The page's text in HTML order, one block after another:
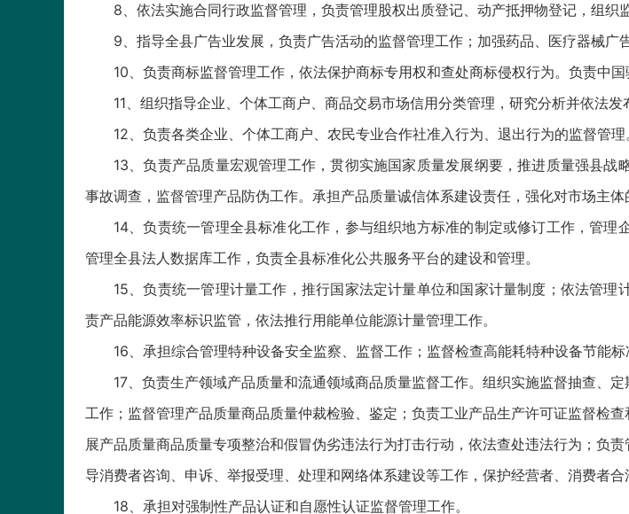
8、依法实施合同行政监督管理，负责管理股权出质登记、动产抵押物登记，组织
9、指导全县广告业发展，负责广告活动的监督管理工作；加强药品、医疗器械广
10、负责商标监督管理工作，依法保护商标专用权和查处商标侵权行为。负责中
11、组织指导企业、个体工商户、商品交易市场信用分类管理，研究分析并依法
12、负责各类企业、个体工商户、农民专业合作社准入行为、退出行为的监督管理
13、负责产品质量宏观管理工作，贯彻实施国家质量发展纲要，推进质量强县
事故调查，监督管理产品防伪工作。承担产品质量诚信体系建设责任，强化对市场主体
14、负责统一管理全县标准化工作，参与组织地方标准的制定或修订工作，管
管理全县法人数据库工作，负责全县标准化公共服务平台的建设和管理。
15、负责统一管理计量工作，推行国家法定计量单位和国家计量制度；依法管
责产品能源效率标识监管，依法推行用能单位能源计量管理工作。
16、承担综合管理特种设备安全监察、监督工作；监督检查高能耗特种设备节能
17、负责生产领域产品质量和流通领域商品质量监督工作。组织实施监督抽查、
工作；监督管理产品质量商品质量仲裁检验、鉴定；负责工业产品生产许可证监督检
展产品质量商品质量专项整治和假冒伪劣违法行为打击行动，依法查处违法行为；负
导消费者咨询、申诉、举报受理、处理和网络体系建设等工作，保护经营者、消费者合
18、承担对强制性产品认证和自愿性认证监督管理工作。